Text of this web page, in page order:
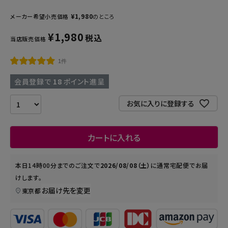
メーカー希望小売価格 ¥1,980のところ
当店販売価格 ¥1,980税込
1件
会員登録で 18 ポイント進呈
お気に入りに登録する
カートに入れる
本日14時00分までのご注文で2026/08/08（土） に通常宅配便でお届
けします。
東京都 お届け先を変更